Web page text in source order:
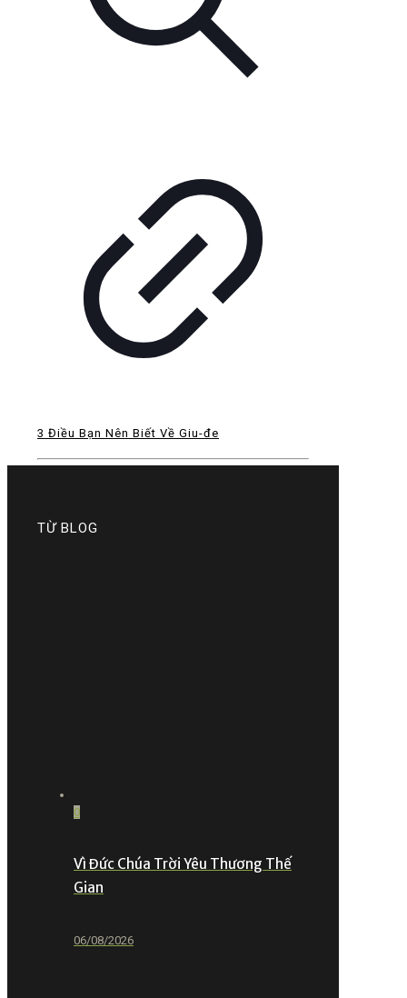
3 Điều Bạn Nên Biết Về Giu-đe
TỪ BLOG
0
Vì Đức Chúa Trời Yêu Thương Thế
Gian
06/08/2026